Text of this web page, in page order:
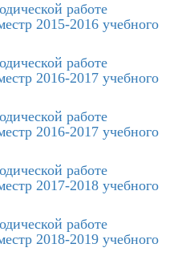
работе
2015-2016 учебного
работе
2016-2017 учебного
работе
2016-2017 учебного
работе
2017-2018 учебного
работе
2018-2019 учебного